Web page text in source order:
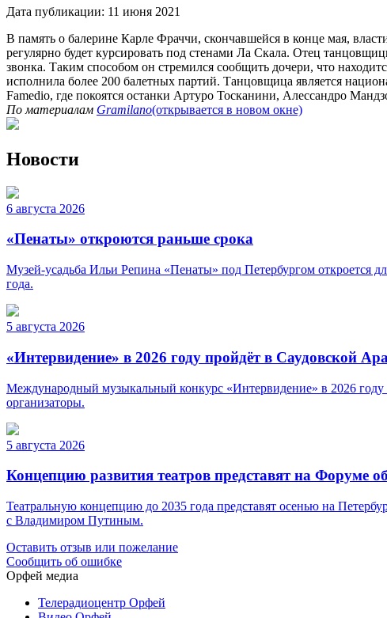
Дата публикации: 11 июня 2021
В память о балерине Карле Фраччи, скончавшейся в конце мая,
регулярно будет курсировать под стенами Ла Скала. Отец
звонка. Таким способом он стремился сообщить дочери, что
исполнила более 200 балетных партий. Танцовщица является
Famedio, где покоятся останки Артуро Тосканини, Алессандро
По материалам Gramilano(открывается в новом окне)
Новости
6 августа 2026
«Пенаты» откроются раньше срока
Музей-усадьба Ильи Репина «Пенаты» под Петербургом откроется
года.
5 августа 2026
«Интервидение» в 2026 году пройдёт в Саудовской
Международный музыкальный конкурс «Интервидение» в 2026
организаторы.
5 августа 2026
Концепцию развития театров представят на Форуме
Театральную концепцию до 2035 года представят осенью на
с Владимиром Путиным.
Оставить отзыв или пожелание
Сообщить об ошибке
Орфей медиа
Телерадиоцентр Орфей